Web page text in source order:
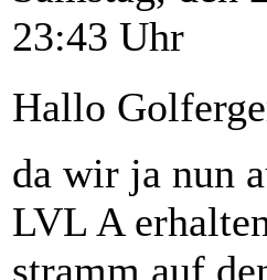
23:43 Uhr
Hallo
da wir ja nun
LVL A
stramm auf